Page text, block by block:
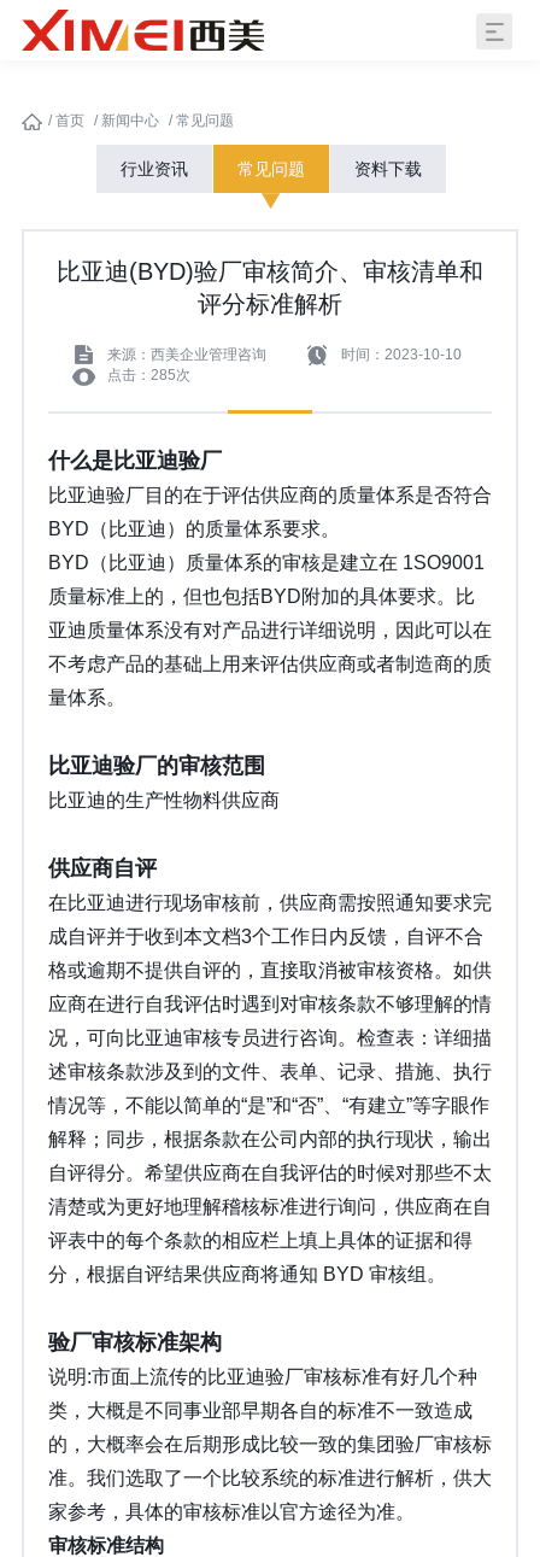
/首页 / 新闻中心 /常见问题
行业资讯 常见问题 资料下载
比亚迪(BYD)验厂审核简介、审核清单和
评分标准解析
来源：西美企业管理咨询
时间：2023-10-10
点击：285次
什么是比亚迪验厂
比亚迪验厂目的在于评估供应商的质量体系是否符合
BYD（比亚迪）的质量体系要求。
BYD（比亚迪）质量体系的审核是建立在 1SO9001
质量标准上的，但也包括BYD附加的具体要求。比
亚迪质量体系没有对产品进行详细说明，因此可以在
不考虑产品的基础上用来评估供应商或者制造商的质
量体系。
比亚迪验厂的审核范围
比亚迪的生产性物料供应商
供应商自评
在比亚迪进行现场审核前，供应商需按照通知要求完
成自评并于收到本文档3个工作日内反馈，自评不合
格或逾期不提供自评的，直接取消被审核资格。如供
应商在进行自我评估时遇到对审核条款不够理解的情
况，可向比亚迪审核专员进行咨询。检查表：详细描
述审核条款涉及到的文件、表单、记录、措施、执行
情况等，不能以简单的“是”和“否”、“有建立”等字眼作
解释；同步，根据条款在公司内部的执行现状，输出
自评得分。希望供应商在自我评估的时候对那些不太
清楚或为更好地理解稽核标准进行询问，供应商在自
评表中的每个条款的相应栏上填上具体的证据和得
分，根据自评结果供应商将通知 BYD 审核组。
验厂审核标准架构
说明:市面上流传的比亚迪验厂审核标准有好几个种
类，大概是不同事业部早期各自的标准不一致造成
的，大概率会在后期形成比较一致的集团验厂审核标
准。我们选取了一个比较系统的标准进行解析，供大
家参考，具体的审核标准以官方途径为准。
审核标准结构